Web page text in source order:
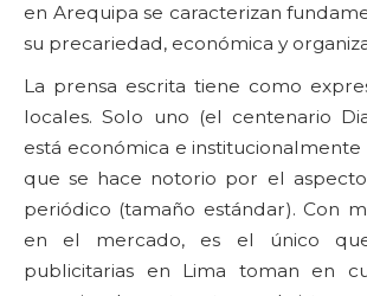
en Arequipa se caracterizan
su precariedad, económica y
La prensa escrita tiene como
locales. Solo uno (el centenario
está económica e
que se hace notorio por el
periódico (tamaño estándar). Con
en el mercado, es el único
publicitarias en Lima toman en